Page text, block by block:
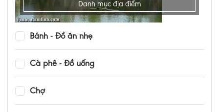
Danh mục địa điểm
Bánh - Đồ ăn nhẹ
Cà phê - Đồ uống
Chợ